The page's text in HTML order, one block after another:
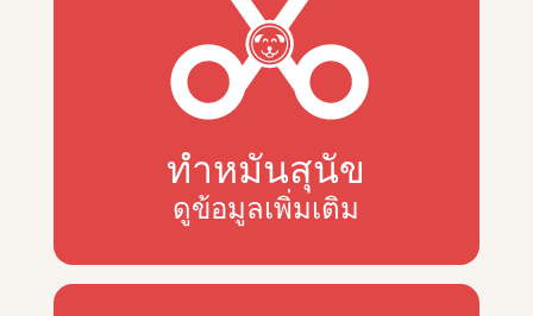
ทำหมันสุนัข
ดูข้อมูลเพิ่มเติม